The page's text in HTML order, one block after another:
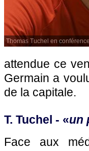
Thomas Tuchel en
attendue ce
Germain a
de la capitale.
T. Tuchel - «un
Face aux